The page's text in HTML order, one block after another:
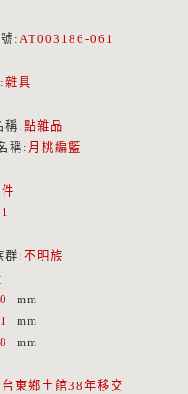
: AT003186-061
: 雜具
稱 : 點雜品
稱 : 月桃編籃
件
1
群 : 不明族
mm
mm
mm
台東鄉土館38年移交